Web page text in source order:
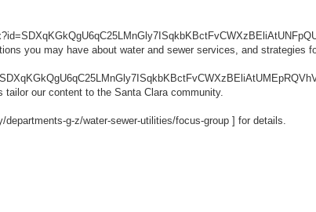
you may have about water and sewer services, and strategies
our content to the Santa Clara community.
g-z/water-sewer-utilities/focus-group ] for details.